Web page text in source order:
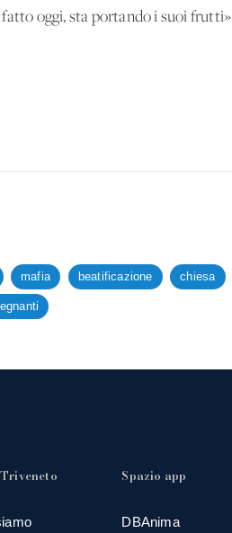
oggi, sta portando i suoi frutti»
mafia beatificazione chiesa
Spazio app
DBAnima